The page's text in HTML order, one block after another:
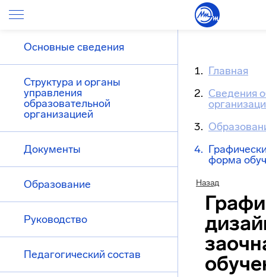
Основные сведения
Структура и органы
управления
образовательной
организацией
Документы
Образование
Руководство
Педагогический состав
Главная
Сведения
форма
Назад